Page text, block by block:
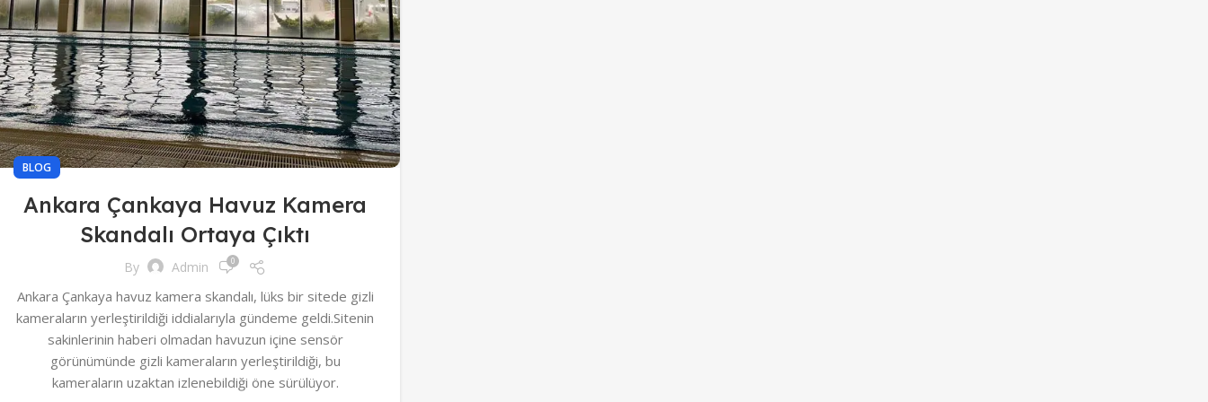
BLOG
Ankara Çankaya Havuz Kamera
Skandalı Ortaya Çıktı
By Admin 0
Ankara Çankaya havuz kamera skandalı, lüks bir sitede gizli
kameraların yerleştirildiği iddialarıyla gündeme geldi.Sitenin
sakinlerinin haberi olmadan havuzun içine sensör
görünümünde gizli kameraların yerleştirildiği, bu
kameraların uzaktan izlenebildiği öne sürülüyor.